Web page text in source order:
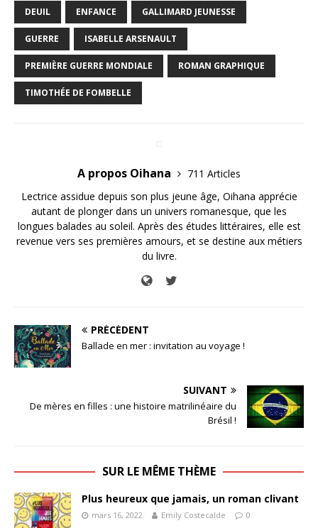
DEUIL ENFANCE GALLIMARD JEUNESSE
GUERRE ISABELLE ARSENAULT
PREMIÈRE GUERRE MONDIALE ROMAN GRAPHIQUE
TIMOTHÉE DE FOMBELLE
A propos Oihana
711 Articles
Lectrice assidue depuis son plus jeune âge, Oihana apprécie
autant de plonger dans un univers romanesque, que les
longues balades au soleil. Après des études littéraires, elle est
revenue vers ses premières amours, et se destine aux métiers
du livre.
PRÉCÉDENT
Ballade en mer : invitation au voyage !
SUIVANT
De mères en filles : une histoire matrilinéaire du
Brésil !
SUR LE MÊME THÈME
Plus heureux que jamais, un roman clivant
mars 16, 2022 Emily Costecalde 0